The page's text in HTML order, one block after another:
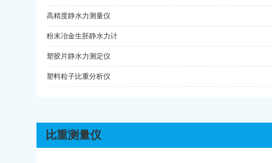
高精度静水力测量仪
粉末冶金生胚静水力计
塑胶片静水力测定仪
塑料粒子比重分析仪
比重测量仪